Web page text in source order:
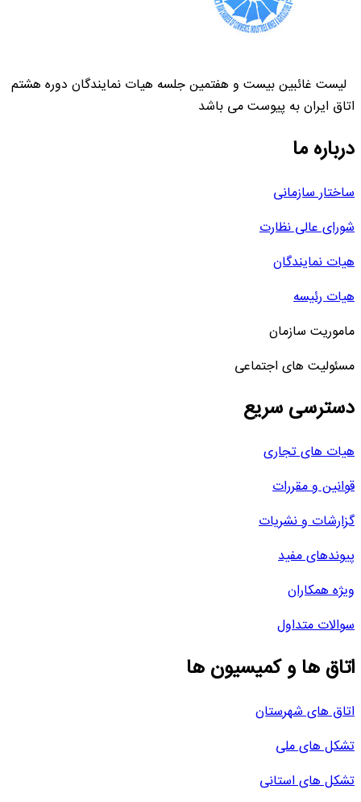
لیست غائبین بیست و هفتمین جلسه هیات نمایندگان دوره هشتم
اتاق ایران به پیوست می باشد
درباره ما
ساختار سازمانی
شورای عالی نظارت
هیات نمایندگان
هیات رئیسه
ماموریت سازمان
مسئولیت های اجتماعی
دسترسی سریع
هیات های تجاری
قوانین و مقررات
گزارشات و نشریات
پیوندهای مفید
ویژه همکاران
سوالات متداول
اتاق ها و کمیسیون ها
اتاق های شهرستان
تشکل های ملی
تشکل های استانی